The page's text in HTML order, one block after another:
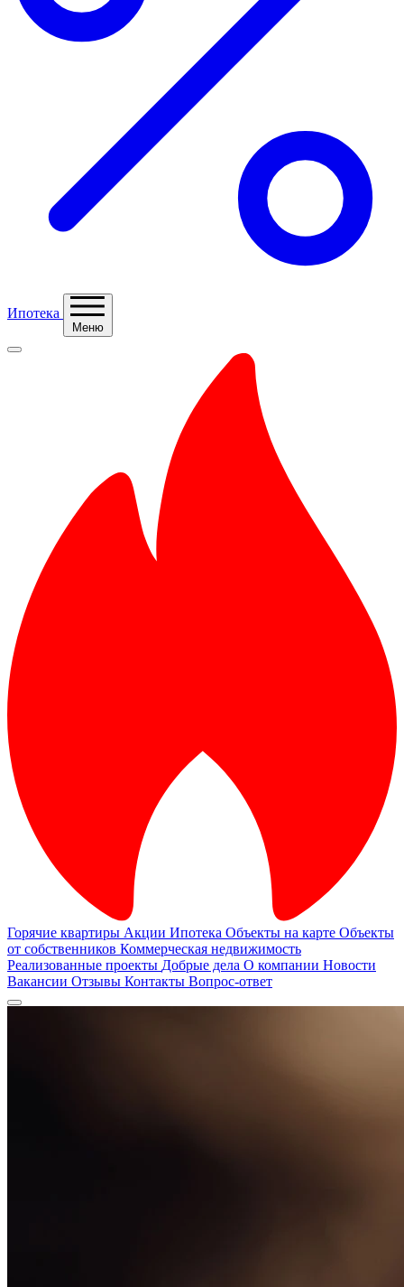
Ипотека
Меню
Горячие квартиры Акции Ипотека Объекты на карте Объекты
от собственников Коммерческая недвижимость
Реализованные проекты Добрые дела О компании Новости
Вакансии Отзывы Контакты Вопрос-ответ